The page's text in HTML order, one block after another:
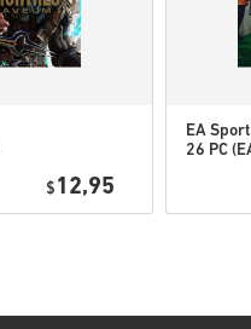
• Ievadi savu e-pasta
• Izvēlies sev vēlamo
• Pabeidz pasūtījumu
$ 12,95
EA
26 PC